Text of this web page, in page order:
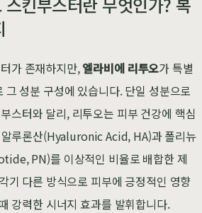
가 존재하지만,엘라비에 리투오가 특별
그 성분 구성에 있습니다. 단일 성분으로
스터와 달리, 리투오는 피부 건강에 핵심
루론산(Hyaluronic Acid, HA)과 폴리뉴
PN)를 이상적인 비율로 배합한 제
기 다른 방식으로 피부에 긍정적인 영향
강력한 시너지 효과를 발휘합니다.